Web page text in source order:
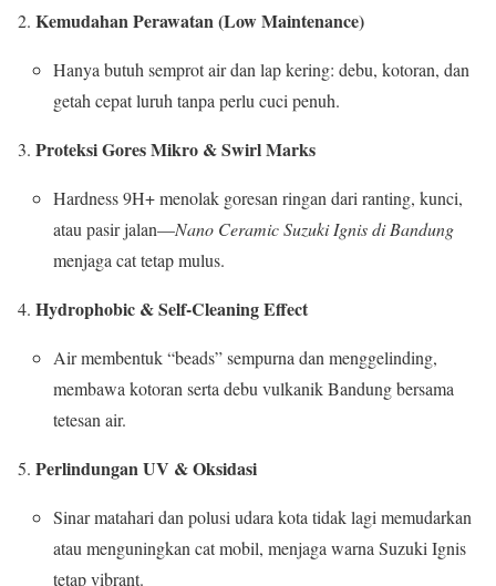
Kemudahan Perawatan (Low Maintenance)
Hanya butuh semprot air dan lap kering: debu, kotoran, dan
getah cepat luruh tanpa perlu cuci penuh.
Proteksi Gores Mikro & Swirl Marks
Hardness 9H+ menolak goresan ringan dari ranting, kunci,
atau pasir jalan—Nano Ceramic Suzuki Ignis di Bandung
menjaga cat tetap mulus.
Hydrophobic & Self-Cleaning Effect
Air membentuk “beads” sempurna dan menggelinding,
membawa kotoran serta debu vulkanik Bandung bersama
tetesan air.
Perlindungan UV & Oksidasi
Sinar matahari dan polusi udara kota tidak lagi memudarkan
atau menguningkan cat mobil, menjaga warna Suzuki Ignis
tetap vibrant.